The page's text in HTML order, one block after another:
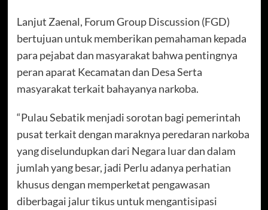
Lanjut Zaenal, Forum Group Discussion (FGD)
bertujuan untuk memberikan pemahaman kepada
para pejabat dan masyarakat bahwa pentingnya
peran aparat Kecamatan dan Desa Serta
masyarakat terkait bahayanya narkoba.
“Pulau Sebatik menjadi sorotan bagi pemerintah
pusat terkait dengan maraknya peredaran narkoba
yang diselundupkan dari Negara luar dan dalam
jumlah yang besar, jadi Perlu adanya perhatian
khusus dengan memperketat pengawasan
diberbagai jalur tikus untuk mengantisipasi